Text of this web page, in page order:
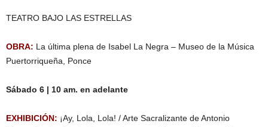
TEATRO BAJO LAS ESTRELLAS
OBRA: La última plena de Isabel La Negra – Museo de la Música
Puertorriqueña, Ponce
Sábado 6 | 10 am. en adelante
EXHIBICIÓN: ¡Ay, Lola, Lola! / Arte Sacralizante de Antonio